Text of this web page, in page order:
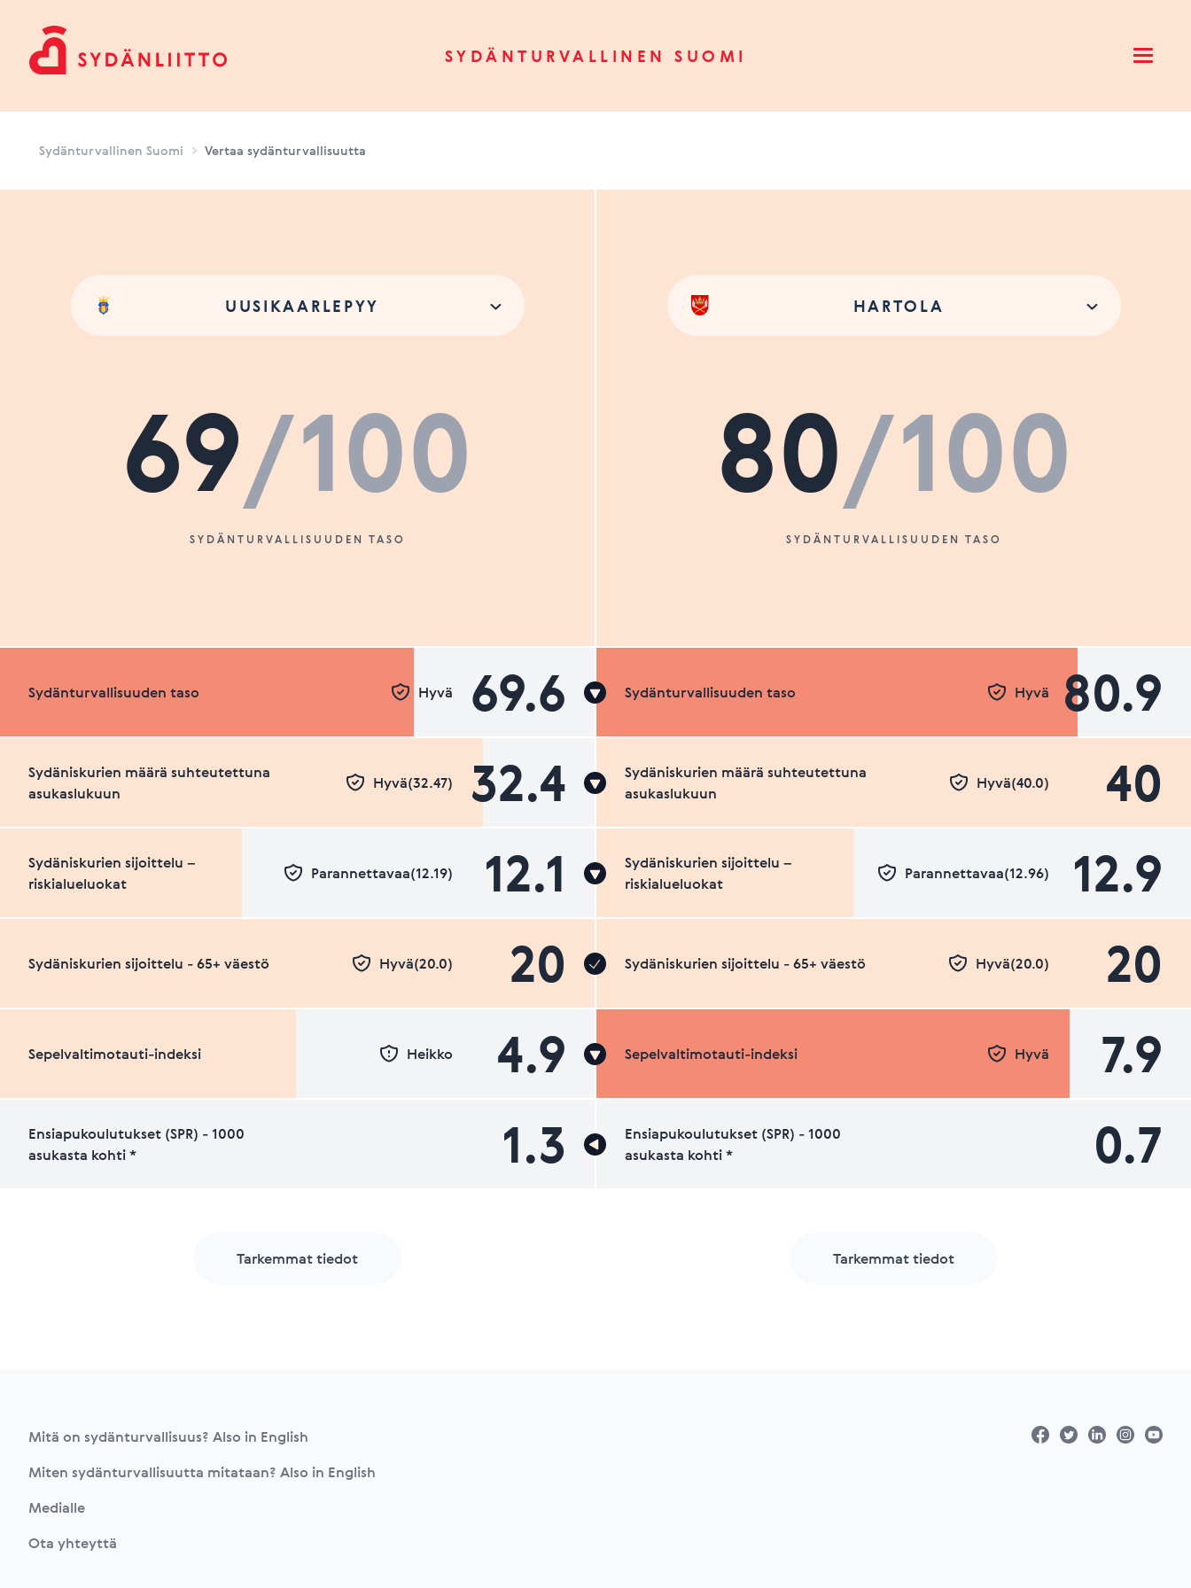
SYDÄNTURVALLINEN SUOMI Open
Sydänturvallinen Suomi Vertaa sydänturvallisuutta
UUSIKAARLEPYY
69/100
SYDÄNTURVALLISUUDEN TASO
Sydänturvallisuuden taso 69.6
Hyvä
Sydäniskurien määrä suhteutettuna
asukaslukuun
32.4
Hyvä(32.47)
Sydäniskurien sijoittelu –
riskialueluokat
12.1
Parannettavaa(12.19)
Sydäniskurien sijoittelu - 65+ väestö 20
Hyvä(20.0)
Sepelvaltimotauti-indeksi 4.9
Heikko
Ensiapukoulutukset (SPR) - 1000
asukasta kohti *
1.3
Tarkemmat tiedot
HARTOLA
80/100
SYDÄNTURVALLISUUDEN TASO
Sydänturvallisuuden taso 80.9
Hyvä
Sydäniskurien määrä suhteutettuna
asukaslukuun
40
Hyvä(40.0)
Sydäniskurien sijoittelu –
riskialueluokat
12.9
Parannettavaa(12.96)
Sydäniskurien sijoittelu - 65+ väestö 20
Hyvä(20.0)
Sepelvaltimotauti-indeksi 7.9
Hyvä
Ensiapukoulutukset (SPR) - 1000
asukasta kohti *
0.7
Tarkemmat tiedot
Mitä on sydänturvallisuus? Also in English
Miten sydänturvallisuutta mitataan? Also in English
Medialle
Ota yhteyttä